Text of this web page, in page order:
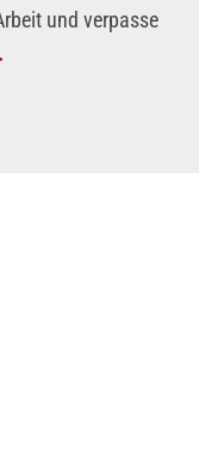
und verpasse